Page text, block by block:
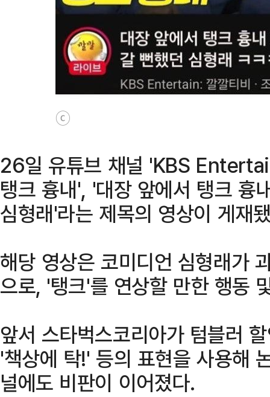
ⓒ
26일 유튜브 채널 'KBS
탱크 흉내', '대장 앞에서 탱크 흉
심형래'라는 제목의 영상이 게재
해당 영상은 코미디언 심형래가
으로, '탱크'를 연상할 만한 행동
앞서 스타벅스코리아가 텀블러
'책상에 탁!' 등의 표현을 사용해
널에도 비판이 이어졌다.